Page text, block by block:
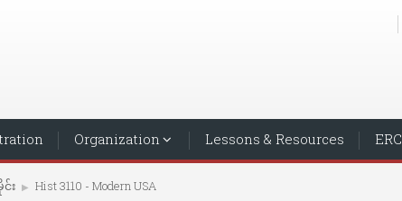
Organization Lessons & Resources ERC
း ▶︎ Hist 3110 - Modern USA